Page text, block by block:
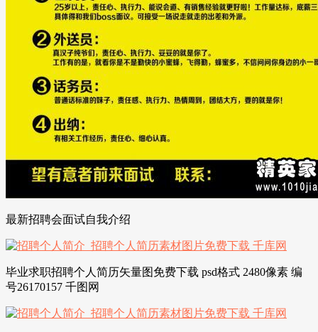
最新招聘会面试自我介绍
毕业求职招聘个人简历矢量图免费下载 psd格式 2480像素 编
号26170157 千图网